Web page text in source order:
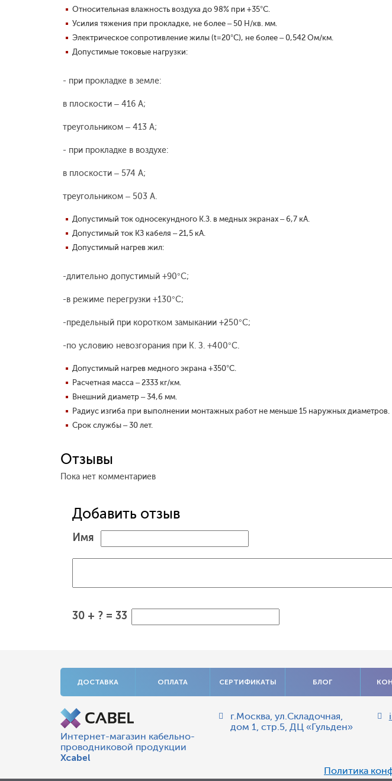
Относительная влажность воздуха до 98% при +35°С.
Усилия тяжения при прокладке, не более – 50 Н/кв. мм.
Электрическое сопротивление жилы (t=20°С), не более – 0,542 Ом/км.
Допустимые токовые нагрузки:
- при прокладке в земле:
в плоскости – 416 А;
треугольником – 413 А;
- при прокладке в воздухе:
в плоскости – 574 А;
треугольником – 503 А.
Допустимый ток односекундного К.З. в медных экранах – 6,7 кА.
Допустимый ток КЗ кабеля – 21,5 кА.
Допустимый нагрев жил:
-длительно допустимый +90°С;
-в режиме перегрузки +130°С;
-предельный при коротком замыкании +250°С;
-по условию невозгорания при К. З. +400°С.
Допустимый нагрев медного экрана +350°С.
Расчетная масса – 2333 кг/км.
Внешний диаметр – 34,6 мм.
Радиус изгиба при выполнении монтажных работ не меньше 15 наружных диаметров.
Срок службы – 30 лет.
Отзывы
Пока нет комментариев
Добавить отзыв
Имя
30 + ? = 33
ДОСТАВКА ОПЛАТА СЕРТИФИКАТЫ БЛОГ
Интернет-магазин кабельно-
проводниковой продукции
Xcabel
г.Москва,ул.Складочная,
дом 1, стр.5, ДЦ «Гульден»
Политика